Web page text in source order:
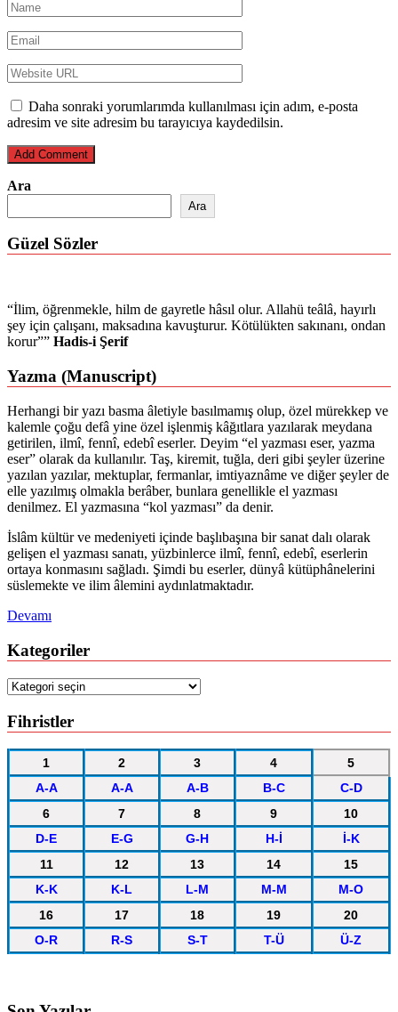
Daha sonraki yorumlarımda kullanılması için adım, e-posta
adresim ve site adresim bu tarayıcıya kaydedilsin.
Ara
Ara
Güzel Sözler
“İlim, öğrenmekle, hilm de gayretle hâsıl olur. Allahü teâlâ, hayırlı
şey için çalışanı, maksadına kavuşturur. Kötülükten sakınanı, ondan
korur”” Hadis-i Şerif
Yazma (Manuscript)
Herhangi bir yazı basma âletiyle basılmamış olup, özel mürekkep ve
kalemle çoğu defâ yine özel işlenmiş kâğıtlara yazılarak meydana
getirilen, ilmî, fennî, edebî eserler. Deyim “el yazması eser, yazma
eser” olarak da kullanılır. Taş, kiremit, tuğla, deri gibi şeyler üzerine
yazılan yazılar, mektuplar, fermanlar, imtiyaznâme ve diğer şeyler de
elle yazılmış olmakla berâber, bunlara genellikle el yazması
denilmez. El yazmasına “kol yazması” da denir.
İslâm kültür ve medeniyeti içinde başlıbaşına bir sanat dalı olarak
gelişen el yazması sanatı, yüzbinlerce ilmî, fennî, edebî, eserlerin
ortaya konmasını sağladı. Şimdi bu eserler, dünyâ kütüphânelerini
süslemekte ve ilim âlemini aydınlatmaktadır.
Devamı
Kategoriler
Kategoriler
Fihristler
1 2 3 4
5
A-A
A-A A-B B-C
C-D
6
7 8 9
10
D-E
E-G G-H H-İ
İ-K
11
12 13 14
15
K-K
K-L L-M M-M
M-O
16
17 18 19
20
O-R
R-S S-T T-Ü Ü-Z